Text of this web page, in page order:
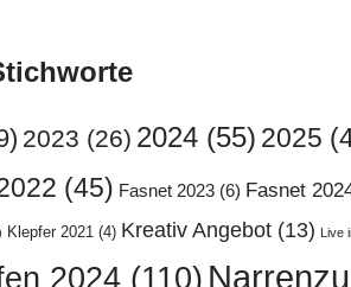
2023 (26) 2024 (55) 2025
(45) Fasnet 2023 (6) Fasnet
Klepfer 2021 (4) Kreativ Angebot (13) Live
2024 (110)